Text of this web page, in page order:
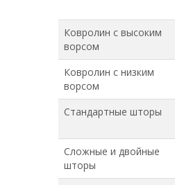
Ковролин с высоким
ворсом
Ковролин с низким
ворсом
Стандартные шторы
Сложные и двойные
шторы